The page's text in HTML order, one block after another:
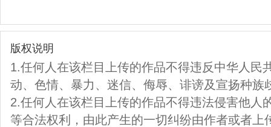
版权说明
1.任何人在该栏目上传的作品不得违反中华人民
动、色情、暴力、迷信、侮辱、诽谤及宣扬种族
2.任何人在该栏目上传的作品不得违法侵害他人
等合法权利，由此产生的一切纠纷由作者或者上